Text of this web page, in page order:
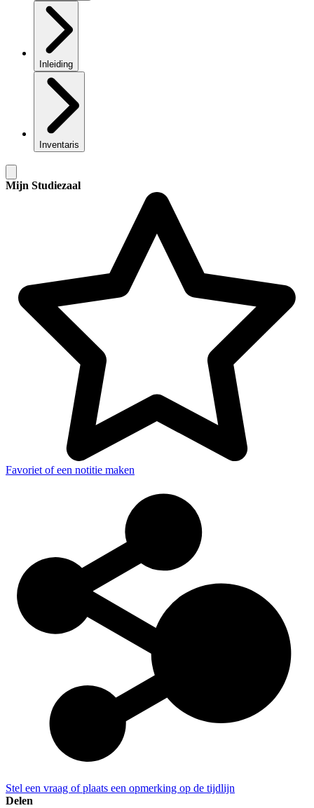
Inleiding
Inventaris
Mijn Studiezaal
Favoriet of een notitie maken
Stel een vraag of plaats een opmerking op de tijdlijn
Delen